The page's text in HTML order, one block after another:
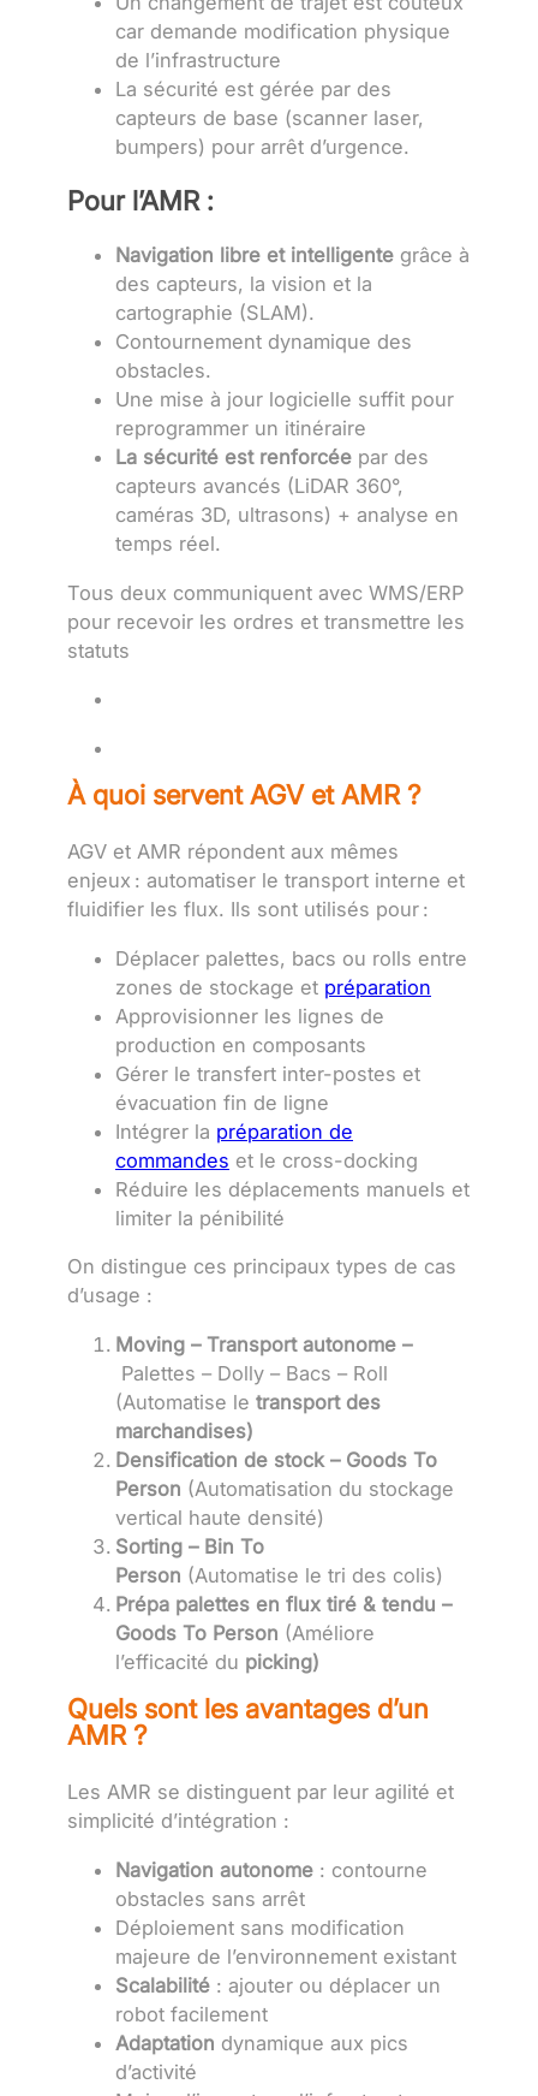
car demande modification physique
de l’infrastructure
La sécurité est gérée par des
capteurs de base (scanner laser,
bumpers) pour arrêt d’urgence.
Pour l’AMR :
Navigation libre et intelligente grâce à
des capteurs, la vision et la
cartographie (SLAM).
Contournement dynamique des
obstacles.
Une mise à jour logicielle suffit pour
reprogrammer un itinéraire
La sécurité est renforcée par des
capteurs avancés (LiDAR 360°,
caméras 3D, ultrasons) + analyse en
temps réel.
Tous deux communiquent avec WMS/ERP
pour recevoir les ordres et transmettre les
statuts
À quoi servent AGV et AMR ?
AGV et AMR répondent aux mêmes
enjeux : automatiser le transport interne et
fluidifier les flux. Ils sont utilisés pour :
Déplacer palettes, bacs ou rolls entre
zones de stockage et préparation
Approvisionner les lignes de
production en composants
Gérer le transfert inter-postes et
évacuation fin de ligne
Intégrer la préparation de
commandes et le cross-docking
Réduire les déplacements manuels et
limiter la pénibilité
On distingue ces principaux types de cas
d’usage :
Moving – Transport autonome –
Palettes – Dolly – Bacs – Roll
(Automatise le transport des
marchandises)
Densification de stock – Goods To
Person (Automatisation du stockage
vertical haute densité)
Sorting – Bin To
Person (Automatise le tri des colis)
Prépa palettes en flux tiré & tendu –
Goods To Person (Améliore
l’efficacité du picking)
Quels sont les avantages d’un
AMR ?
Les AMR se distinguent par leur agilité et
simplicité d’intégration :
Navigation autonome : contourne
obstacles sans arrêt
Déploiement sans modification
majeure de l’environnement existant
Scalabilité : ajouter ou déplacer un
robot facilement
Adaptation dynamique aux pics
d’activité